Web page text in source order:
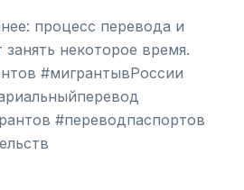
процесс перевода и
некоторое время.
#мигрантывРоссии
#переводпаспортов